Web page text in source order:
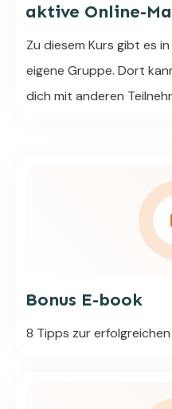
aktive Online-
Zu diesem Kurs gibt es
eigene Gruppe. Dort
dich mit anderen
Bonus E-book
8 Tipps zur